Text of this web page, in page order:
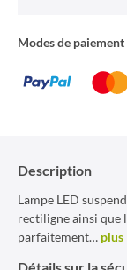
Modes de paiement
Description
Lampe LED
rectiligne ainsi que
parfaitement… plus